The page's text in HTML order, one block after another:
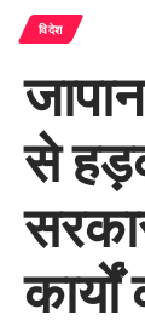
विदेश
से